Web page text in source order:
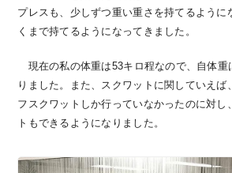
プレスも、少しずつ重い重さを持てるように
くまで持てるようになってきました。
現在の私の体重は53キロ程なので、自体重
りました。また、スクワットに関していえば
フスクワットしか行っていなかったのに対し
トもできるようになりました。